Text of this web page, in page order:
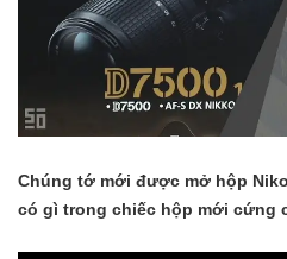
Chúng tớ mới được mở hộp
có gì trong chiếc hộp mới cứng